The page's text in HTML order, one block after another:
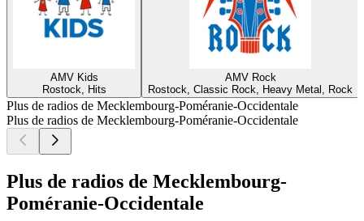
AMV Kids
Rostock, Hits
AMV Rock
Rostock, Classic Rock, Heavy Metal, Rock
Plus de radios de Mecklembourg-Poméranie-Occidentale
Plus de radios de Mecklembourg-Poméranie-Occidentale
Plus de radios de Mecklembourg-
Poméranie-Occidentale